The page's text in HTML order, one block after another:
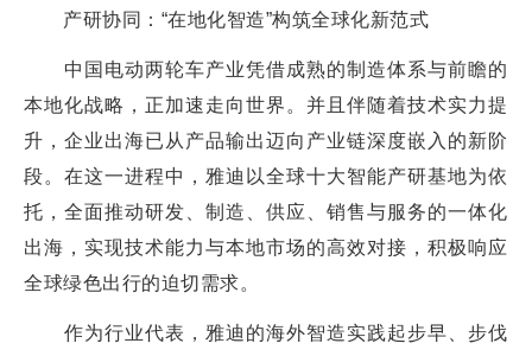
产研协同：“在地化智造”构筑全球化新范式
中国电动两轮车产业凭借成熟的制造体系与前瞻的
本地化战略，正加速走向世界。并且伴随着技术实力提
升，企业出海已从产品输出迈向产业链深度嵌入的新阶
段。在这一进程中，雅迪以全球十大智能产研基地为依
托，全面推动研发、制造、供应、销售与服务的一体化
出海，实现技术能力与本地市场的高效对接，积极响应
全球绿色出行的迫切需求。
作为行业代表，雅迪的海外智造实践起步早、步伐